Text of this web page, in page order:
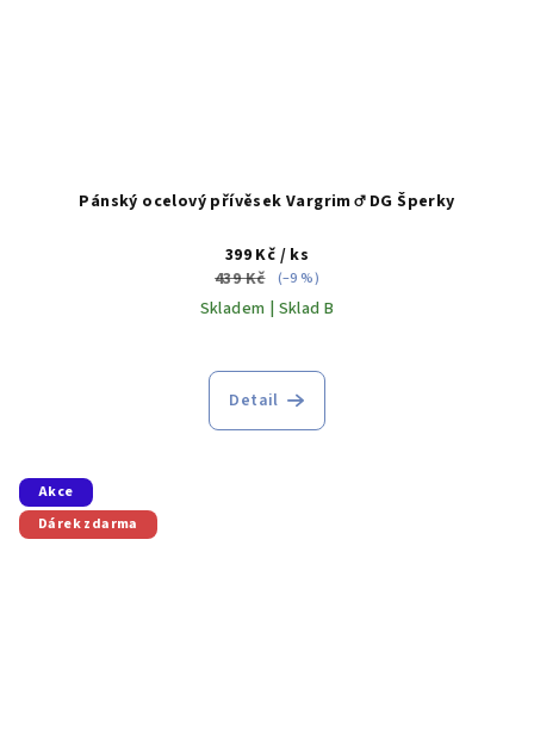
Pánský ocelový přívěsek Vargrim ♂️ DG Šperky
399 Kč / ks
439 Kč
(–9 %)
Skladem | Sklad B
Detail
Akce
Dárek zdarma